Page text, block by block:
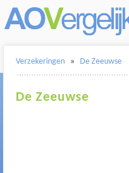
Verzekeringen » De Zeeuwse
De Zeeuwse